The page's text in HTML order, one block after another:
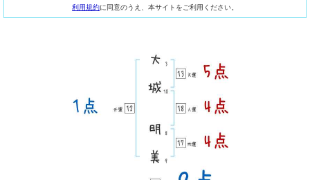
利用規約に同意のうえ、本サイトをご利用ください。